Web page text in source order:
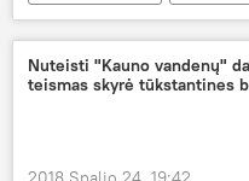
Nuteisti "Kauno vandenų"
teismas skyrė tūkstantines